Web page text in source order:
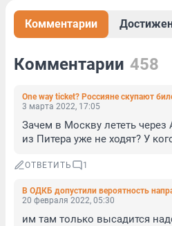
Комментарии
Комментарии 458
3 марта 2022, 17:05
Зачем в Москву лететь через
из Питера уже не ходят? У
ОТВЕТИТЬ 1
20 февраля 2022, 05:30
им там только высадится